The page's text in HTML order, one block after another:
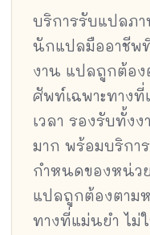
บริการรับแปลภ
นักแปลมืออาชีพ
งาน แปลถูกต้อง
ศัพท์เฉพาะทาง
เวลา รองรับทั้ง
มาก พร้อมบริกา
กำหนดของหน่ว
แปลถูกต้องตาม
ทางที่แม่นยำ ไม่